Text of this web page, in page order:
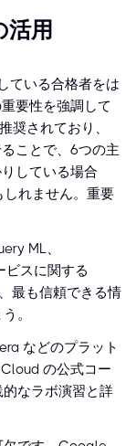
活用
ている合格者をは
要性を強調して
奨されており、
ことで、6つの主
している場合
れません。重要
ML、
ビスに関する
最も信頼できる情
。
などのプラット
の公式コー
なラボ演習と詳